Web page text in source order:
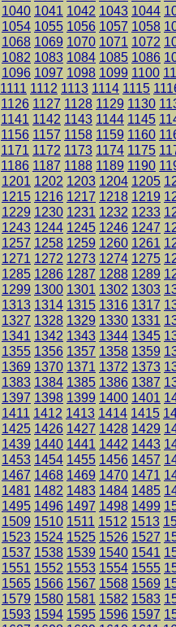
1040 1041 1042 1043 1044
1054 1055 1056 1057 1058
1068 1069 1070 1071 1072
1082 1083 1084 1085 1086
1096 1097 1098 1099 1100
1111 1112 1113 1114 1115
1126 1127 1128 1129 1130
1141 1142 1143 1144 1145
1156 1157 1158 1159 1160
1171 1172 1173 1174 1175
1186 1187 1188 1189 1190
1201 1202 1203 1204 1205
1215 1216 1217 1218 1219
1229 1230 1231 1232 1233
1243 1244 1245 1246 1247
1257 1258 1259 1260 1261
1271 1272 1273 1274 1275
1285 1286 1287 1288 1289
1299 1300 1301 1302 1303
1313 1314 1315 1316 1317
1327 1328 1329 1330 1331
1341 1342 1343 1344 1345
1355 1356 1357 1358 1359
1369 1370 1371 1372 1373
1383 1384 1385 1386 1387
1397 1398 1399 1400 1401
1411 1412 1413 1414 1415
1425 1426 1427 1428 1429
1439 1440 1441 1442 1443
1453 1454 1455 1456 1457
1467 1468 1469 1470 1471
1481 1482 1483 1484 1485
1495 1496 1497 1498 1499
1509 1510 1511 1512 1513
1523 1524 1525 1526 1527
1537 1538 1539 1540 1541
1551 1552 1553 1554 1555
1565 1566 1567 1568 1569
1579 1580 1581 1582 1583
1593 1594 1595 1596 1597